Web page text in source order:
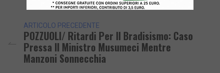
ARTICOLO PRECEDENTE
POZZUOLI/ Ritardi Per Il Bradisismo: Caso
Pressa Il Ministro Musumeci Mentre
Manzoni Sonnecchia